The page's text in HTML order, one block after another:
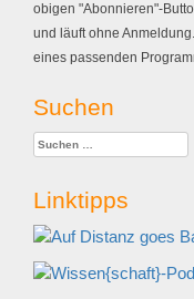
obigen "Abonnieren"-
und läuft ohne
eines passenden
Suchen
Suchen
Linktipps